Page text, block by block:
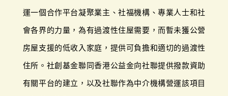
運一個合作平台凝聚業主、社福機構、專業人士和社
會各界的力量，為有過渡性住屋需要，而暫未獲公營
房屋支援的低收入家庭，提供可負擔和適切的過渡性
住所。社創基金聯同香港公益金向社聯提供撥款資助
有關平台的建立，以及社聯作為中介機構營運該項目